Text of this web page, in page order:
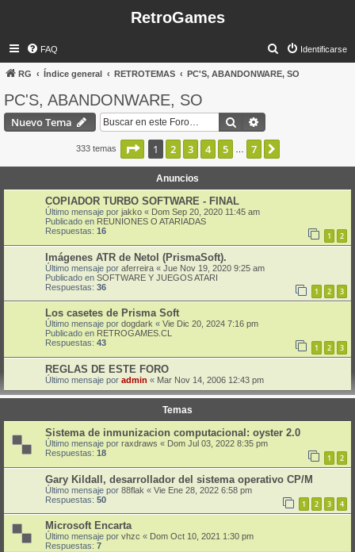
RetroGames
FAQ Identificarse
RG Índice general RETROTEMAS PC'S, ABANDONWARE, SO
PC'S, ABANDONWARE, SO
Nuevo Tema Buscar
333 temas Página de
1 2 3 4 5 7
Anuncios
COPIADOR TURBO SOFTWARE - FINAL
Último mensaje por jakko « Dom Sep 20, 2020 11:45 am
Publicado en REUNIONES O ATARIADAS
Respuestas: 16 1 2
Imágenes ATR de Netol (PrismaSoft).
Último mensaje por aferreira « Jue Nov 19, 2020 9:25 am
Publicado en SOFTWARE Y JUEGOS ATARI
Respuestas: 36 1 2 3
Los casetes de Prisma Soft
Último mensaje por dogdark « Vie Dic 20, 2024 7:16 pm
Publicado en RETROGAMES.CL
Respuestas: 43 1 2 3
REGLAS DE ESTE FORO
Último mensaje por admin « Mar Nov 14, 2006 12:43 pm
Temas
Sistema de inmunizacion computacional: oyster 2.0
Último mensaje por raxdraws « Dom Jul 03, 2022 8:35 pm
Respuestas: 18 1 2
Gary Kildall, desarrollador del sistema operativo CP/M
Último mensaje por 88flak « Vie Ene 28, 2022 6:58 pm
Respuestas: 50 1 2 3 4
Microsoft Encarta
Último mensaje por vhzc « Dom Oct 10, 2021 1:30 pm
Respuestas: 7